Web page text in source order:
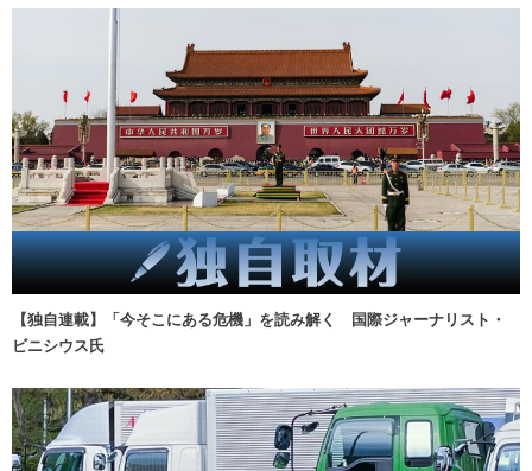
【独自連載】「今そこにある危機」を読み解く 国際ジャーナリスト・
ビニシウス氏